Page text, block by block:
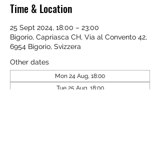
Time & Location
25 Sept 2024, 18:00 – 23:00
Bigorio, Capriasca CH, Via al Convento 42,
6954 Bigorio, Svizzera
Other dates
Mon 24 Aug, 18:00
Tue 25 Aug, 18:00